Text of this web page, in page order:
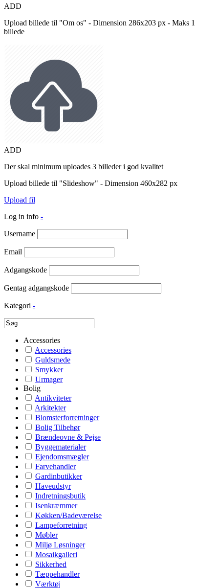
ADD
Upload billede til "Om os" - Dimension 286x203 px - Maks 1
billede
ADD
Der skal minimum uploades 3 billeder i god kvalitet
Upload billede til "Slideshow" - Dimension 460x282 px
Upload fil
Log in info -
Username
Email
Adgangskode
Gentag adgangskode
Kategori -
Accessories
Accessories
Guldsmede
Smykker
Urmager
Bolig
Antikviteter
Arkitekter
Blomsterforretninger
Bolig Tilbehør
Brændeovne & Pejse
Byggematerialer
Ejendomsmægler
Farvehandler
Gardinbutikker
Haveudstyr
Indretningsbutik
Isenkræmmer
Køkken/Badeværelse
Lampeforretning
Møbler
Miljø Løsninger
Mosaikgalleri
Sikkerhed
Tæppehandler
Værktøj